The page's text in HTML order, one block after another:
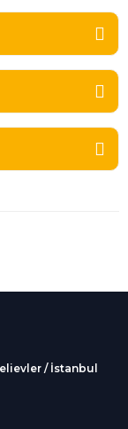
/ İstanbul